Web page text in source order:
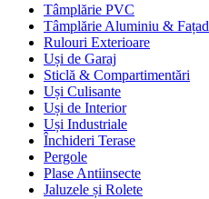
Tâmplărie PVC
Tâmplărie Aluminiu &
Rulouri Exterioare
Uși de Garaj
Sticlă & Compartimentări
Uși Culisante
Uși de Interior
Uși Industriale
Închideri Terase
Pergole
Plase Antiinsecte
Jaluzele și Rolete